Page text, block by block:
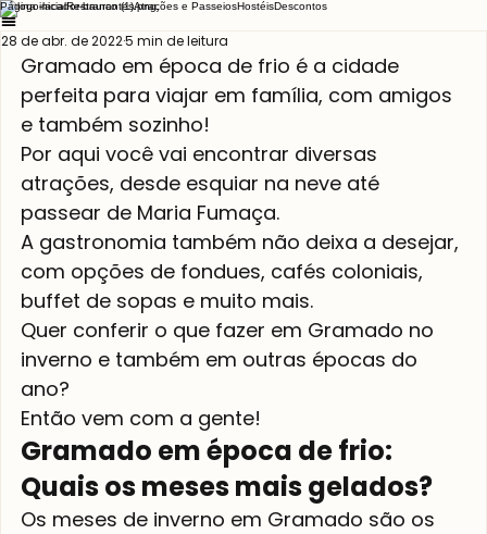
Página inicialRestaurantesAtrações e PasseiosHostéisDescontos
28 de abr. de 20225 min de leitura
Gramado em época de frio é a cidade
perfeita para viajar em família, com amigos
e também sozinho!
Por aqui você vai encontrar diversas
atrações, desde esquiar na neve até
passear de Maria Fumaça.
A gastronomia também não deixa a desejar,
com opções de fondues, cafés coloniais,
buffet de sopas e muito mais.
Quer conferir o que fazer em Gramado no
inverno e também em outras épocas do
ano?
Então vem com a gente!
Gramado em época de frio:
Quais os meses mais gelados?
Os meses de inverno em Gramado são os